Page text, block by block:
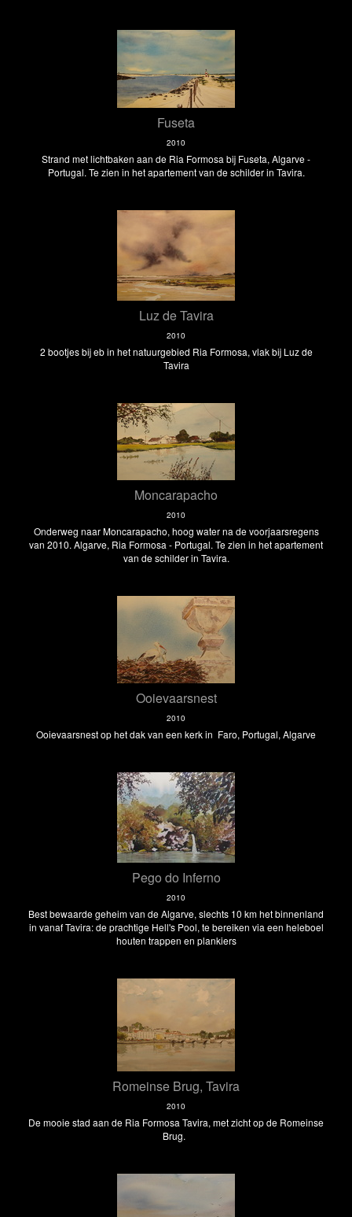
Fuseta
2010
Strand met lichtbaken aan de Ria Formosa bij Fuseta, Algarve -
Portugal. Te zien in het apartement van de schilder in Tavira.
Luz de Tavira
2010
2 bootjes bij eb in het natuurgebied Ria Formosa, vlak bij Luz de
Tavira
Moncarapacho
2010
Onderweg naar Moncarapacho, hoog water na de voorjaarsregens
van 2010. Algarve, Ria Formosa - Portugal. Te zien in het apartement
van de schilder in Tavira.
Ooievaarsnest
2010
Ooievaarsnest op het dak van een kerk in Faro, Portugal, Algarve
Pego do Inferno
2010
Best bewaarde geheim van de Algarve, slechts 10 km het binnenland
in vanaf Tavira: de prachtige Hell's Pool, te bereiken via een heleboel
houten trappen en plankiers
Romeinse Brug, Tavira
2010
De mooie stad aan de Ria Formosa Tavira, met zicht op de Romeinse
Brug.